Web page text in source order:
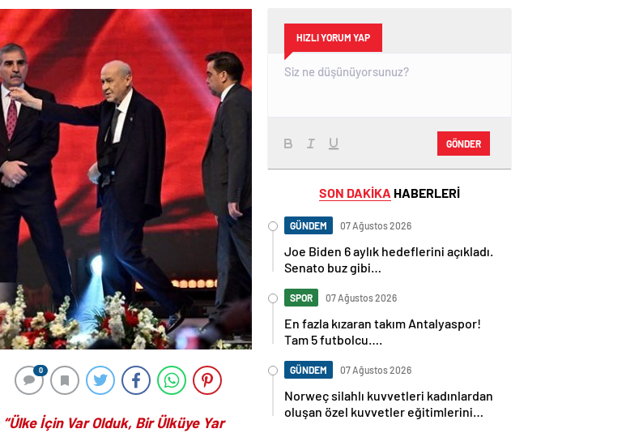
0
“Ülke İçin Var Olduk, Bir Ülküye Yar
HIZLI YORUM YAP
GÖNDER
SON DAKİKA HABERLERİ
GÜNDEM 07 Ağustos 2026
Joe Biden 6 aylık hedeflerini açıkladı.
Senato buz gibi…
SPOR 07 Ağustos 2026
En fazla kızaran takım Antalyaspor!
Tam 5 futbolcu….
GÜNDEM 07 Ağustos 2026
Norweç silahlı kuvvetleri kadınlardan
oluşan özel kuvvetler eğitimlerini